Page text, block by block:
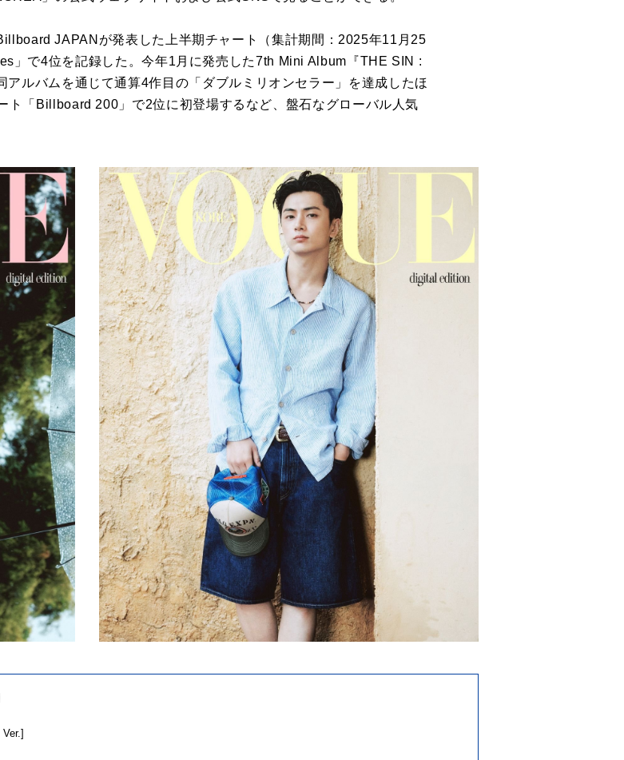
JAPANが発表した上半期チャート（集計期間：2025年11月25
」で4位を記録した。今年1月に発売した7th Mini Album『THE SIN :
ルバムを通じて通算4作目の「ダブルミリオンセラー」を達成したほ
ト「Billboard 200」で2位に初登場するなど、盤石なグローバル人気